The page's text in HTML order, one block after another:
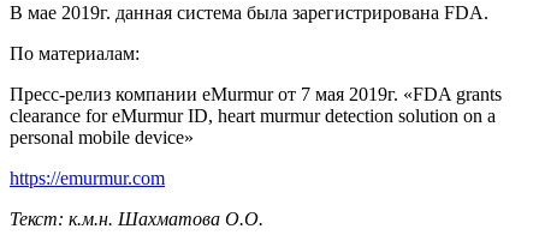
В мае 2019г. данная система была зарегистрирована FDA.
По материалам:
Пресс-релиз компании eMurmur от 7 мая 2019г. «FDA grants
clearance for eMurmur ID, heart murmur detection solution on a
personal mobile device»
https://emurmur.com
Текст: к.м.н. Шахматова О.О.